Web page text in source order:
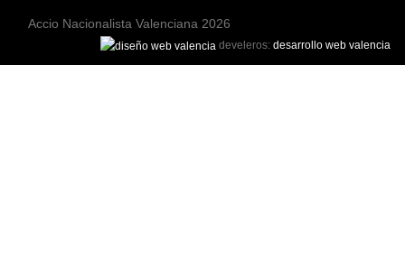
Accio Nacionalista Valenciana 2026
develeros:desarrollo web valencia